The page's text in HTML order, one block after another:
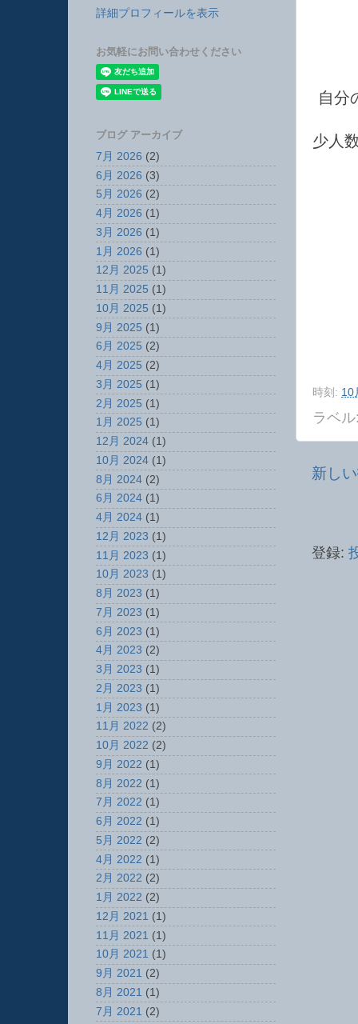
自分
少人
時刻: 10
ラベ
新し
登録:
詳細プロフィールを表示
お気軽にお問い合わせください
ブログ アーカイブ
7月 2026 (2)
6月 2026 (3)
5月 2026 (2)
4月 2026 (1)
3月 2026 (1)
1月 2026 (1)
12月 2025 (1)
11月 2025 (1)
10月 2025 (1)
9月 2025 (1)
6月 2025 (2)
4月 2025 (2)
3月 2025 (1)
2月 2025 (1)
1月 2025 (1)
12月 2024 (1)
10月 2024 (1)
8月 2024 (2)
6月 2024 (1)
4月 2024 (1)
12月 2023 (1)
11月 2023 (1)
10月 2023 (1)
8月 2023 (1)
7月 2023 (1)
6月 2023 (1)
4月 2023 (2)
3月 2023 (1)
2月 2023 (1)
1月 2023 (1)
11月 2022 (2)
10月 2022 (2)
9月 2022 (1)
8月 2022 (1)
7月 2022 (1)
6月 2022 (1)
5月 2022 (2)
4月 2022 (1)
2月 2022 (2)
1月 2022 (2)
12月 2021 (1)
11月 2021 (1)
10月 2021 (1)
9月 2021 (2)
8月 2021 (1)
7月 2021 (2)